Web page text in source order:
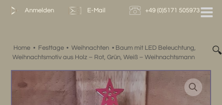
Zum
Anmelden E-Mail +49 (0)5171 505973
Home • Festtage • Weihnachten • Baum mit LED Beleuchtung,
Weihnachtsmotiv aus Holz – Rot, Grün, Weiß – Weihnachtsmann
🔍